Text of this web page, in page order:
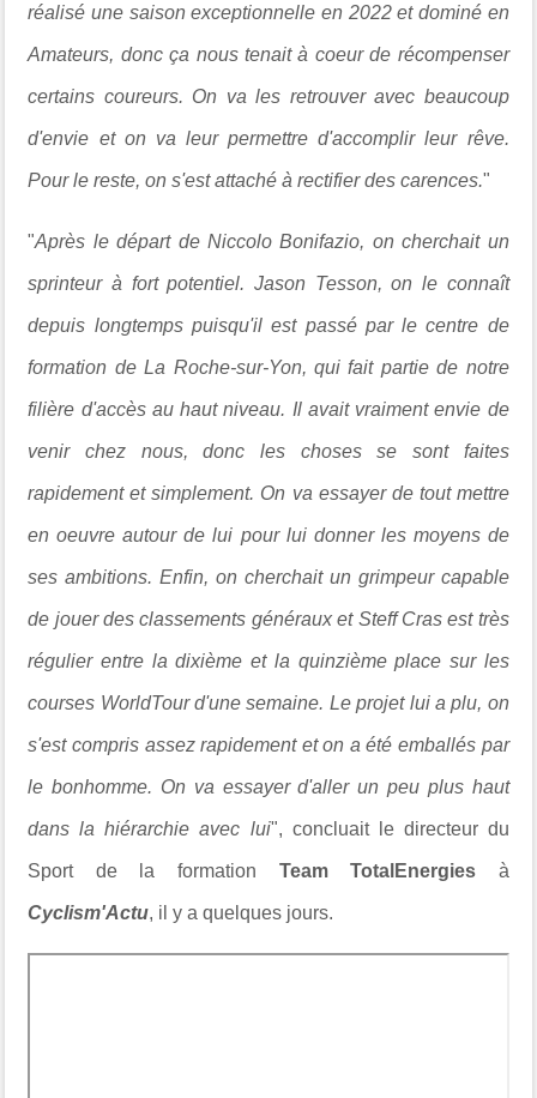
réalisé une saison exceptionnelle en 2022 et dominé en
Amateurs, donc ça nous tenait à coeur de récompenser
certains coureurs. On va les retrouver avec beaucoup
d'envie et on va leur permettre d'accomplir leur rêve.
Pour le reste, on s'est attaché à rectifier des carences."
"Après le départ de Niccolo Bonifazio, on cherchait un
sprinteur à fort potentiel. Jason Tesson, on le connaît
depuis longtemps puisqu'il est passé par le centre de
formation de La Roche-sur-Yon, qui fait partie de notre
filière d'accès au haut niveau. Il avait vraiment envie de
venir chez nous, donc les choses se sont faites
rapidement et simplement. On va essayer de tout mettre
en oeuvre autour de lui pour lui donner les moyens de
ses ambitions. Enfin, on cherchait un grimpeur capable
de jouer des classements généraux et Steff Cras est très
régulier entre la dixième et la quinzième place sur les
courses WorldTour d'une semaine. Le projet lui a plu, on
s'est compris assez rapidement et on a été emballés par
le bonhomme. On va essayer d'aller un peu plus haut
dans la hiérarchie avec lui", concluait le directeur du
Sport de la formation Team TotalEnergies à
Cyclism'Actu, il y a quelques jours.